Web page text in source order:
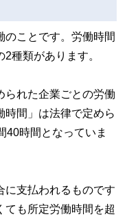
ーと金融や経済に精通した
築くことで、内容のわかり
えのあるコンテンツと確か
のことです。労働時間
種類があります。
られた企業ごとの労働
時間」は法律で定めら
40時間となっていま
に支払われるものです
ても所定労働時間を超